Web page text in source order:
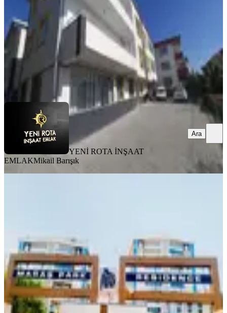
145 m² ·Düz Giriş (Zemin)
3.750.000 ₺
YENİ ROTA İNŞAAT EMLAKMikail Barışık
Ara
YENİ ROTA İNŞAAT
EMLAKMikail Barışık
Ara
4+1
04.08.2026
10.400.000 ₺
GÜMÜŞ GAYRİMENKULNİYAZİ KILIÇSALLAYAN